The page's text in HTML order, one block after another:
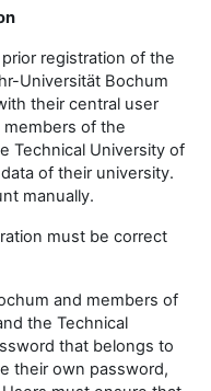
registration of the
Universität Bochum
their central user
members of the
Technical University of
of their university.
manually.
must be correct
and members of
the Technical
that belongs to
their own password,